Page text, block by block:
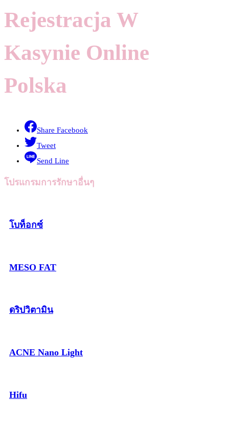
Rejestracja W
Kasynie Online
Polska
Share Facebook
Tweet
Send Line
โปรแกรมการรักษาอื่นๆ
โบท็อกซ์
MESO FAT
ดริปวิตามิน
ACNE Nano Light
Hifu